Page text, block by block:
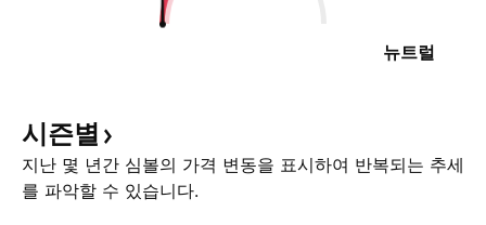
뉴트럴
시즌별
지난 몇 년간 심볼의 가격 변동을 표시하여 반복되는 추세
를 파악할 수 있습니다.